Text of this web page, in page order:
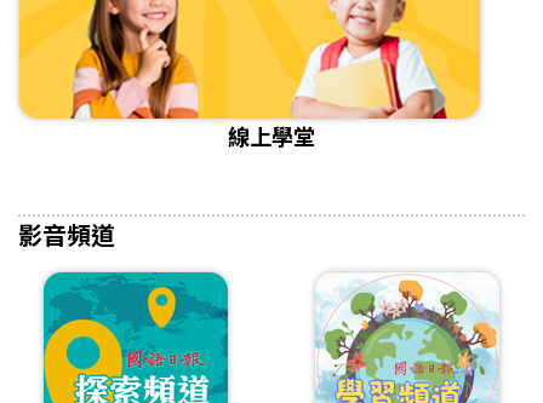
線上學堂
影音頻道